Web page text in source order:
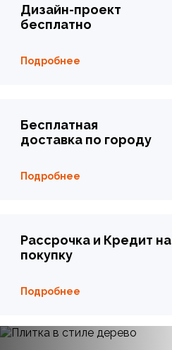
Дизайн-проект
бесплатно
Подробнее
Бесплатная
доставка по городу
Подробнее
Рассрочка и Кредит на
покупку
Подробнее